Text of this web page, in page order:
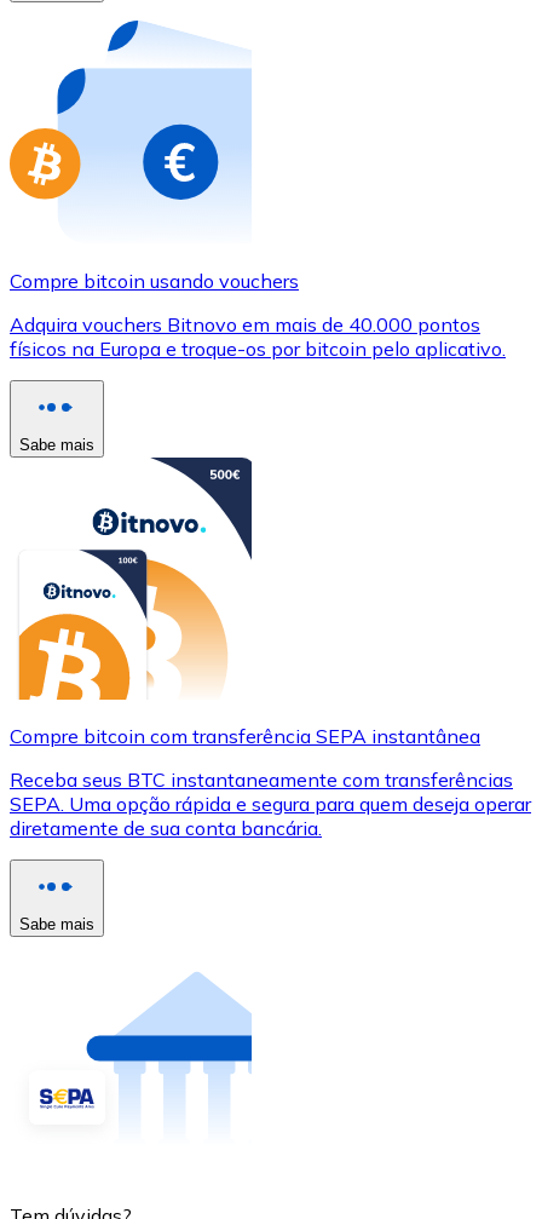
Compre cartões-presente das suas marcas favoritas
Ir para a loja de cartões-presente
Compre bitcoin usando vouchers
Adquira vouchers Bitnovo em mais de 40.000 pontos
físicos na Europa e troque-os por bitcoin pelo aplicativo.
Sabe mais
Compre bitcoin com transferência SEPA instantânea
Receba seus BTC instantaneamente com transferências
SEPA. Uma opção rápida e segura para quem deseja operar
diretamente de sua conta bancária.
Sabe mais